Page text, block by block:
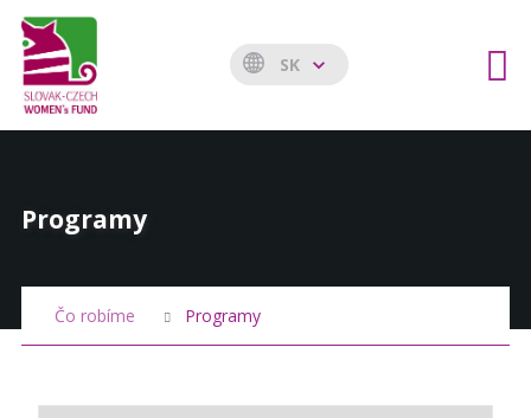
SK
Programy
Čo robíme Programy